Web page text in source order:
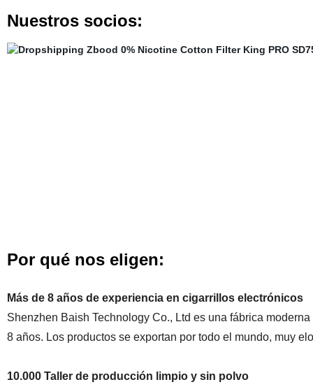
Nuestros socios:
Por qué nos eligen:
Más de 8 años de experiencia en cigarrillos electrónicos
Shenzhen Baish Technology Co., Ltd es una fábrica
8 años. Los productos se exportan por todo el mundo, muy
10.000 Taller de producción limpio y sin polvo